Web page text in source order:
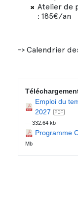
Atelier de
: 185€/an
-> Calendrier
Emploi du
2027
— 332.64 kb
Programme
Mb